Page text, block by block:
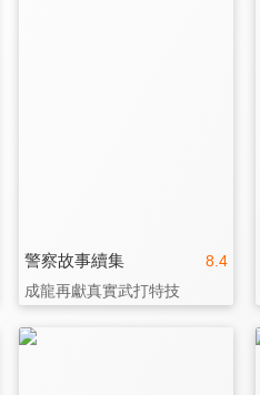
8.4
警察故事續集
成龍再獻真實武打特技